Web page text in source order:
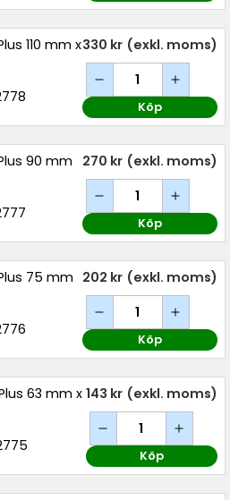
110 mm x330 kr (exkl. moms)
Köp
90 mm
270 kr (exkl. moms)
Köp
75 mm 202 kr (exkl. moms)
Köp
63 mm x 143 kr (exkl. moms)
Köp